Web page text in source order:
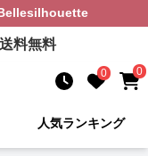
料無料
0 0
人気ランキング